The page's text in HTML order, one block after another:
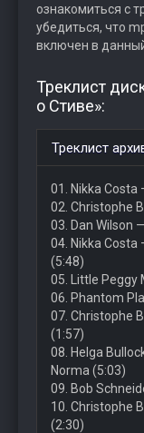
ознакомиться с
убедиться, что
включен в
Треклист
о Стиве»:
Треклист
01. Nikka Costa
02. Christophe
03. Dan Wilson
04. Nikka Costa
(5:48)
05. Little Peggy
06. Phantom
07. Christophe
(1:57)
08. Helga
Norma (5:03)
09. Bob
10. Christophe
(2:30)